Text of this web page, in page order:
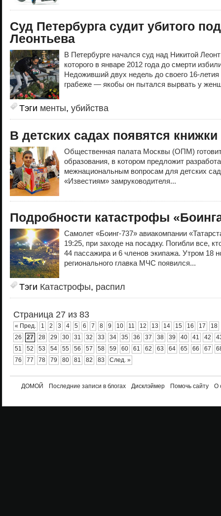
Суд Петербурга судит убитого
Леонтьева
В Петербурге начался суд над Никитой
которого в январе 2012 года до смерти
Недоживший двух недель до своего 16-летия
грабеже — якобы он пытался вырвать у
Тэги менты, убийства
В детских садах появятся
Общественная палата Москвы (ОПМ)
образования, в котором предложит
межнациональным вопросам для детских
«Известиям» замруководителя...
Подробности катастрофы
Самолет «Боинг-737» авиакомпании
19:25, при заходе на посадку. Погибли все,
44 пассажира и 6 членов экипажа. Утром 18
регионального главка МЧС появился...
Тэги Катастрофы, распил
Страница 27 из 83
« Пред. 1 2 3 4 5 6 7 8 9 10 11 12 13 14 15 16 17
18
26
27 28 29 30 31 32 33 34 35 36 37 38 39 40 41 42
51
52 53 54 55 56 57 58 59 60 61 62 63 64 65 66 67
76
77 78 79 80 81 82 83 След. »
ДОМОЙ Последние записи в блогах Дисклэймер Помочь сайту О